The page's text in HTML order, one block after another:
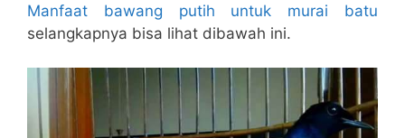
Manfaat bawang putih untuk murai batu
selangkapnya bisa lihat dibawah ini.